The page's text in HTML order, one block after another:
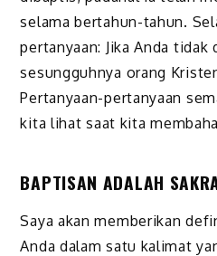
selama bertahun-tahun.
pertanyaan: Jika Anda tidak
sesungguhnya orang
Pertanyaan-pertanyaan
kita lihat saat kita
BAPTISAN ADALAH
Saya akan memberikan
Anda dalam satu kalimat